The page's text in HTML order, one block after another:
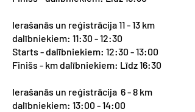
Ierašanās un reģistrācija 11 - 13 km
dalībniekiem: 11:30 - 12:30
Starts - dalībniekiem: 12:30 - 13:00
Finišs - km dalībniekiem: Līdz 16:30
Ierašanās un reģistrācija 6 - 8 km
dalībniekiem: 13:00 - 14:00